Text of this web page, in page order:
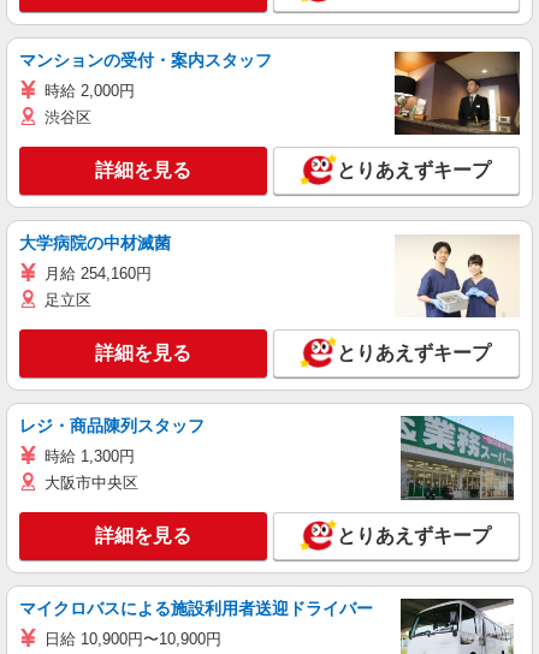
マンションの受付・案内スタッフ
時給 2,000円
渋谷区
詳細を見る とりあえずキープ
大学病院の中材滅菌
月給 254,160円
足立区
詳細を見る とりあえずキープ
レジ・商品陳列スタッフ
時給 1,300円
大阪市中央区
詳細を見る とりあえずキープ
マイクロバスによる施設利用者送迎ドライバー
日給 10,900円〜10,900円